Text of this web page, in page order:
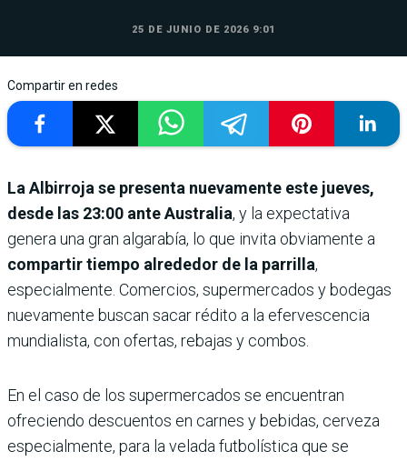
25 DE JUNIO DE 2026 9:01
Compartir en redes
La Albirroja se presenta nuevamente este jueves,
desde las 23:00 ante Australia, y la expectativa
genera una gran algarabía, lo que invita obviamente a
compartir tiempo alrededor de la parrilla,
especialmente. Comercios, supermercados y bodegas
nuevamente buscan sacar rédito a la efervescencia
mundialista, con ofertas, rebajas y combos.
En el caso de los supermercados se encuentran
ofreciendo descuentos en carnes y bebidas, cerveza
especialmente, para la velada futbolística que se